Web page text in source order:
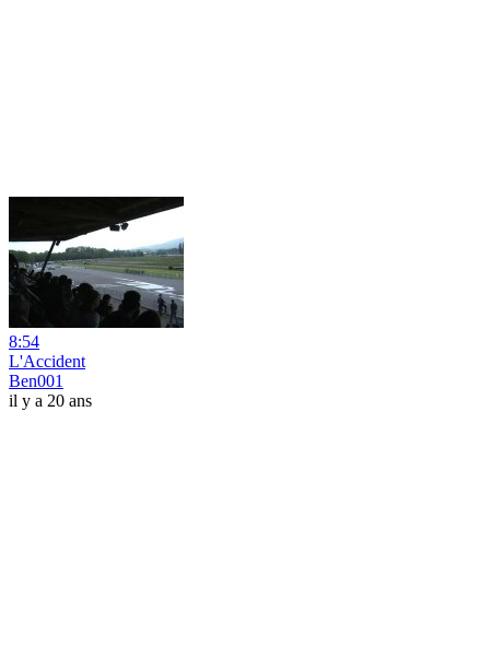
8:54
L'Accident
Ben001
il y a 20 ans